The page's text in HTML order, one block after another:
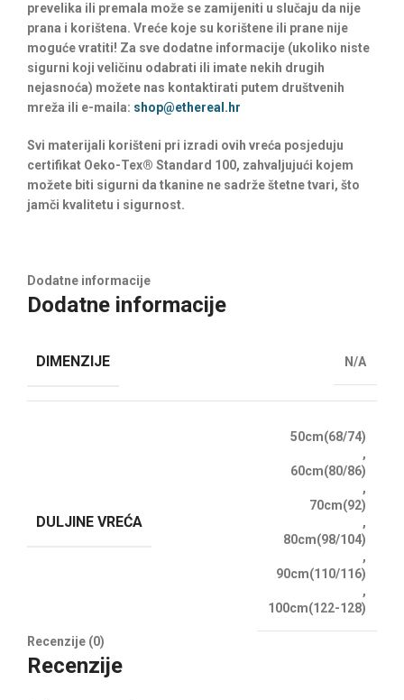
prevelika ili premala može se zamijeniti u slučaju da nije
prana i korištena. Vreće koje su korištene ili prane nije
moguće vratiti! Za sve dodatne informacije (ukoliko niste
sigurni koji veličinu odabrati ili imate nekih drugih
nejasnoća) možete nas kontaktirati putem društvenih
mreža ili e-maila: shop@ethereal.hr
Svi materijali korišteni pri izradi ovih vreća posjeduju
certifikat Oeko-Tex® Standard 100, zahvaljujući kojem
možete biti sigurni da tkanine ne sadrže štetne tvari, što
jamči kvalitetu i sigurnost.
Dodatne informacije
Dodatne informacije
DIMENZIJE N/A
DULJINE VREĆA
50cm(68/74)
,
60cm(80/86)
,
70cm(92)
,
80cm(98/104)
,
90cm(110/116)
,
100cm(122-128)
Recenzije (0)
Recenzije